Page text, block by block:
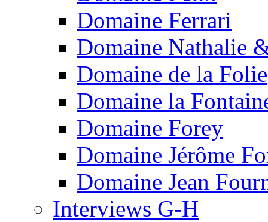
Domaine Ferrari
Domaine Nathalie
Domaine de la Folie
Domaine la
Domaine Forey
Domaine Jérôme
Domaine Jean
Interviews G-H